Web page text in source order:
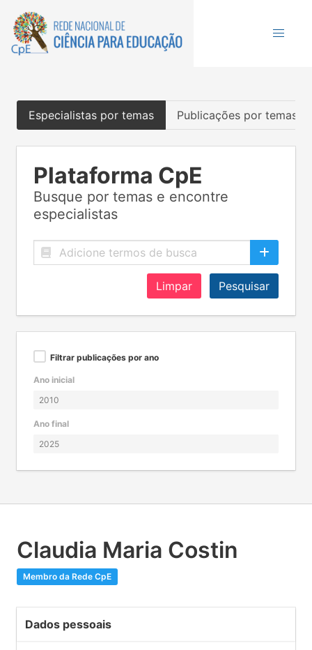
Especialistas por temas Publicações por temas
Plataforma CpE
Busque por temas e encontre
especialistas
Limpar Pesquisar
Filtrar publicações por ano
Ano inicial
Ano final
Claudia Maria Costin
Membro da Rede CpE
Dados pessoais